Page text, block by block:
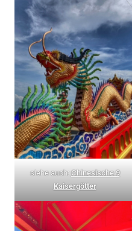
siehe auch:Chinesische 9
Kaisergötter